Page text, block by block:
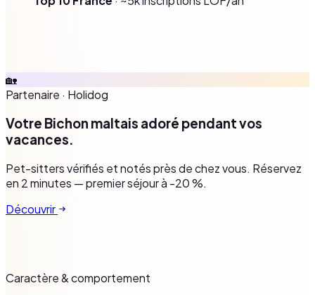
🏡
Partenaire · Holidog
Votre Bichon maltais adoré pendant vos
vacances.
Pet-sitters vérifiés et notés près de chez vous. Réservez
en 2 minutes — premier séjour à -20 %.
Découvrir
Caractère & comportement